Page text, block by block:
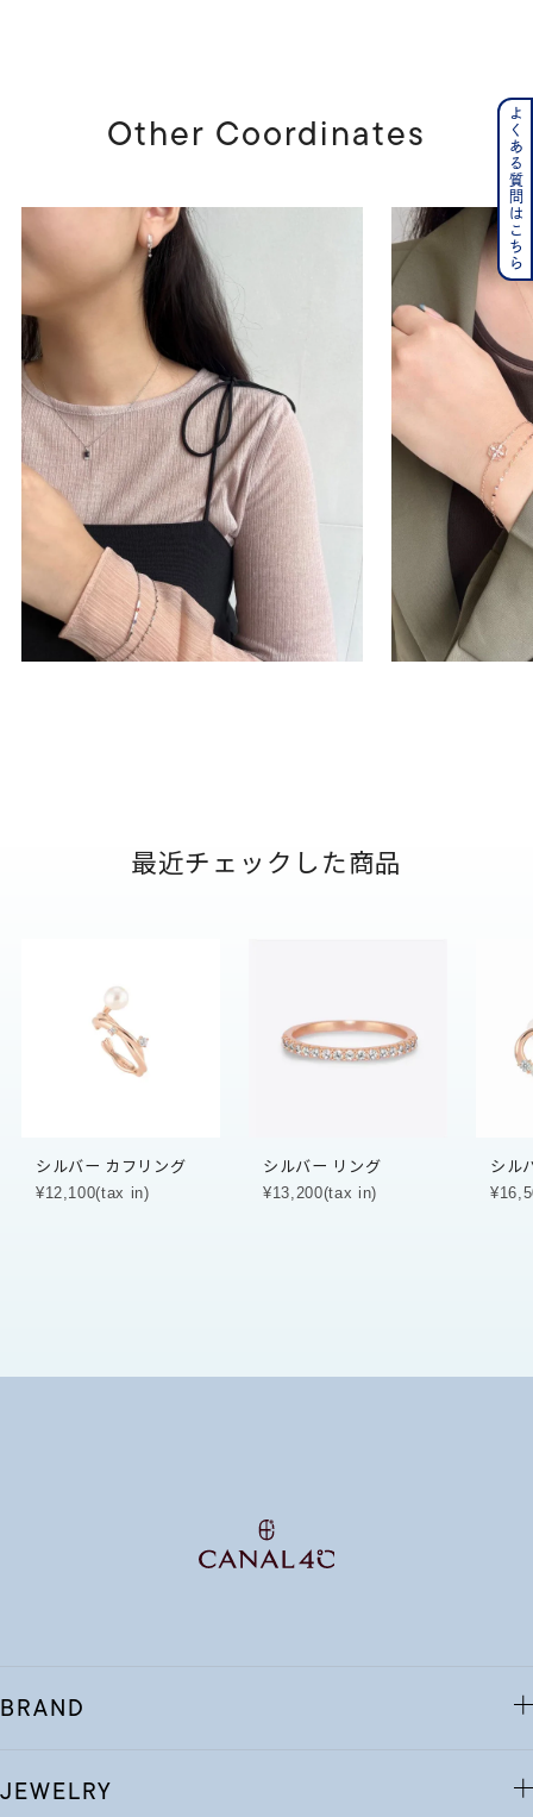
Other Coordinates
最近チェックした商品
シルバー カフリング
¥12,100(tax in)
シルバー リング
¥13,200(tax in)
シル
BRAND
JEWELRY
よくある質問はこちら